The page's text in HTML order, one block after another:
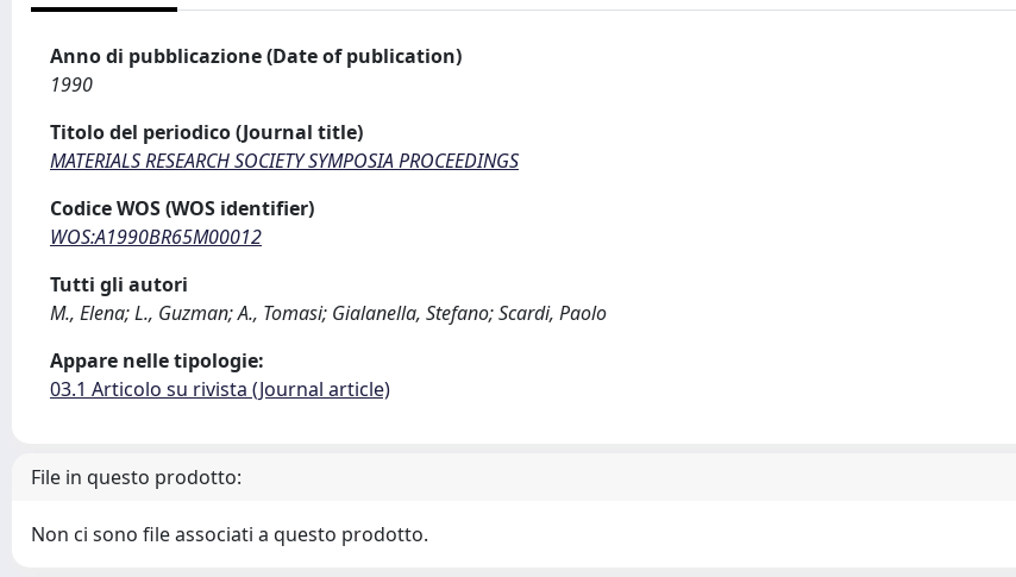
Anno di pubblicazione (Date of publication)
1990
Titolo del periodico (Journal title)
MATERIALS RESEARCH SOCIETY SYMPOSIA PROCEEDINGS
Codice WOS (WOS identifier)
WOS:A1990BR65M00012
Tutti gli autori
M., Elena; L., Guzman; A., Tomasi; Gialanella, Stefano; Scardi, Paolo
Appare nelle tipologie:
03.1 Articolo su rivista (Journal article)
File in questo prodotto:
Non ci sono file associati a questo prodotto.